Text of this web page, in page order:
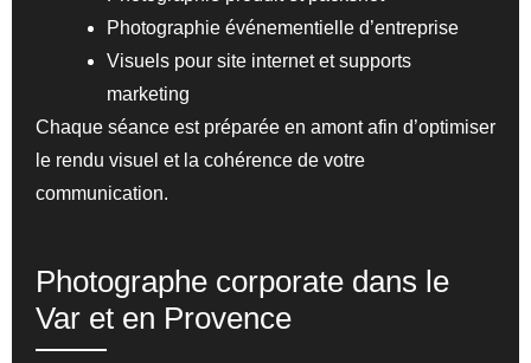
Photographie événementielle d’entreprise
Visuels pour site internet et supports
marketing
Chaque séance est préparée en amont afin d’optimiser
le rendu visuel et la cohérence de votre
communication.
Photographe corporate dans le
Var et en Provence